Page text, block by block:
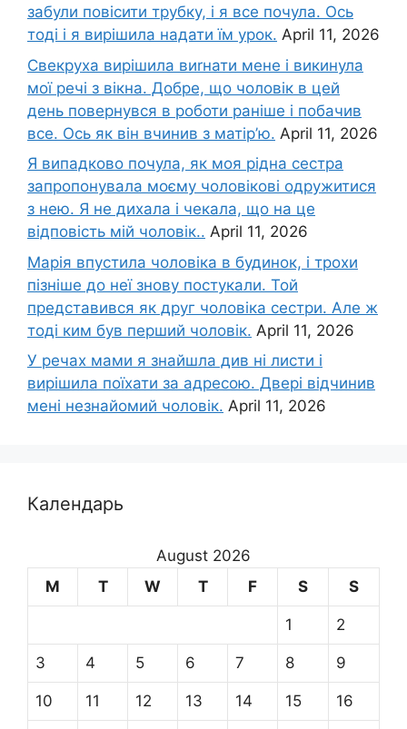
забули повісити трубку, і я все почула. Ось
тоді і я вирішила надати їм урок. April 11, 2026
Свекруха вирішила виrнати мене і викинула
мої речі з вікна. Добре, що чоловік в цей
день повернувся в роботи раніше і побачив
все. Ось як він вчинив з матір’ю. April 11, 2026
Я випадково почула, як моя рідна сестра
запропонувала моєму чоловікові одружитися
з нею. Я не дихала і чекала, що на це
відповість мій чоловік.. April 11, 2026
Марія впустила чоловіка в будинок, і трохи
пізніше до неї знову постукали. Той
представився як друг чоловіка сестри. Але ж
тоді ким був перший чоловік. April 11, 2026
У речах мами я знайшла див ні листи і
вирішила поїхати за адресою. Двері відчинив
мені незнайомий чоловік. April 11, 2026
Календарь
August 2026
M
T W T F S S
1 2
3 4 5 6 7 8 9
10 11 12 13 14 15 16